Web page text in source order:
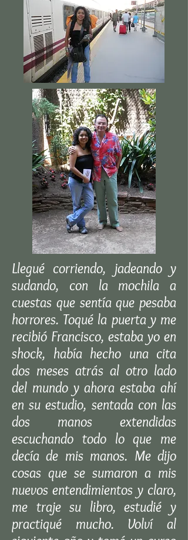
Llegué corriendo, jadeando y
sudando, con la mochila a
cuestas que sentía que pesaba
horrores. Toqué la puerta y me
recibió Francisco, estaba yo en
shock, había hecho una cita
dos meses atrás al otro lado
del mundo y ahora estaba ahí
en su estudio, sentada con las
dos manos extendidas
escuchando todo lo que me
decía de mis manos. Me dijo
cosas que se sumaron a mis
nuevos entendimientos y claro,
me traje su libro, estudié y
practiqué mucho. Volví al